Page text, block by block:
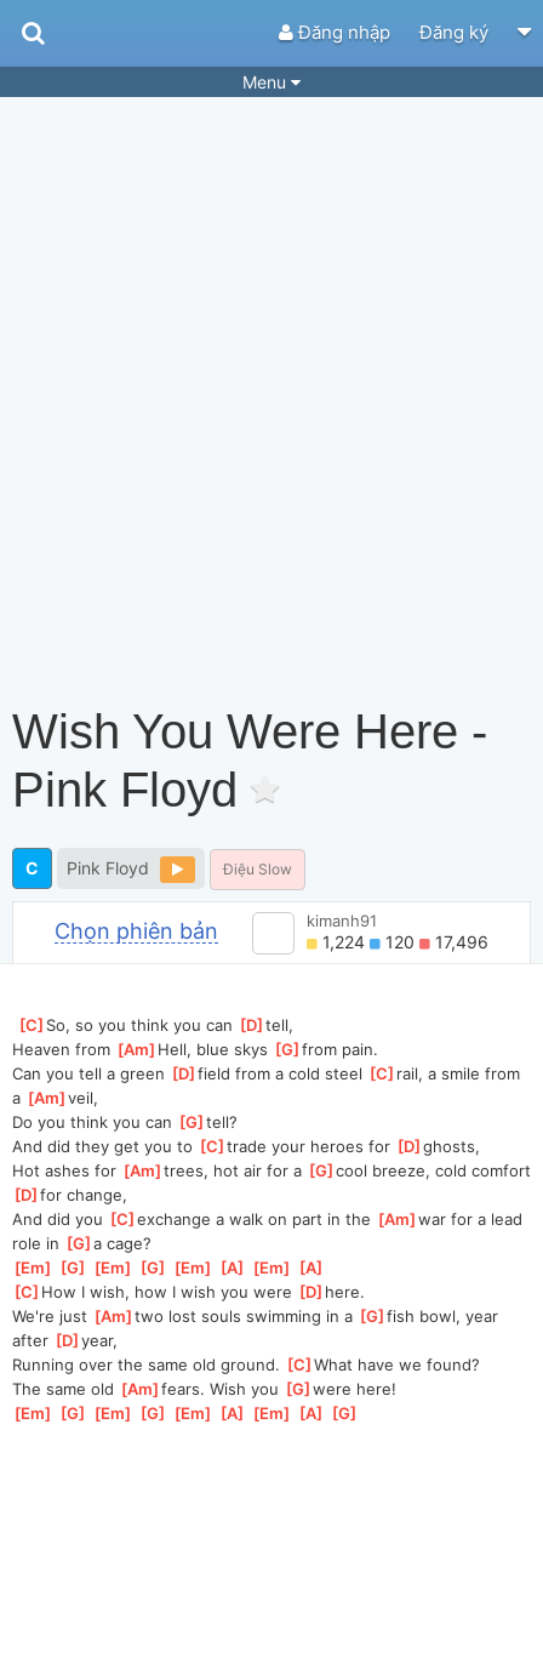
Đăng nhập Đăng ký
Menu
Wish You Were Here -
Pink Floyd
C Pink Floyd Điệu Slow
Chọn phiên bản kimanh91
1,224 120 17,496
[C ]So, so you think you can [D ]tell,
Heaven from [Am ]Hell, blue skys [G ]
from pain.
Can you tell a green [D ]
field from a cold steel [C ]rail, a smile from
a [Am ]
veil,
Do you think you can [G ]tell?
And did they get you to [C ]trade your heroes for [D ]
ghosts,
Hot ashes for [Am ]trees, hot air for a [G ]
[D ]
for change,
And did you [C ]
exchange a walk on part in the [Am ]
war for a lead
role in [G ]
a cage?
[Em [G [Em [G [Em [A [Em [A
[C ]How I wish, how I wish you were [D ]here.
We're just [Am ]two lost souls swimming in a [G ]
fish bowl, year
after [D ]
year,
Running over the same old ground. [C ]
What have we found?
The same old [Am ]
fears. Wish you [G ]
were here!
[Em [G [Em [G [Em [A [Em [A [G